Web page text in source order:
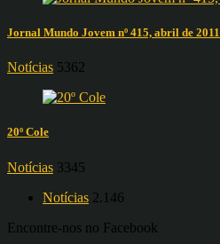
Jornal Mundo Jovem nº 415, abril de 2011
Notícias 5362
20º Cole
Notícias 3345
Notícias 2.146
Encontre-nos no Facebook